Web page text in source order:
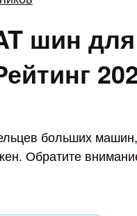
шин для
больших
Обратите